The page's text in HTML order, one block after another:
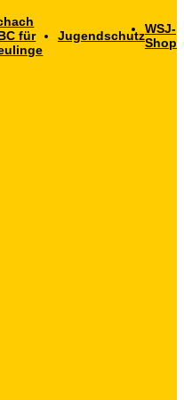
für
JugendschutzWSJ-
Shop